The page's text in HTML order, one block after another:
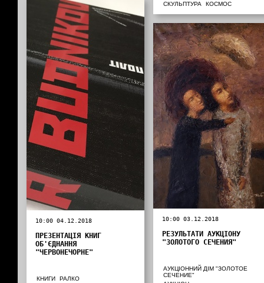
СКУЛЬПТУРА КОСМОС
10:00 04.12.2018
ПРЕЗЕНТАЦІЯ КНИГ
ОБ'ЄДНАННЯ
"ЧЕРВОНЕЧОРНЕ"
КНИГИ РАЛКО
10:00 03.12.2018
РЕЗУЛЬТАТИ АУКЦІОНУ
"ЗОЛОТОГО СЕЧЕНИЯ"
АУКЦІОННИЙ ДІМ "ЗОЛОТОЕ
СЕЧЕНИЕ"